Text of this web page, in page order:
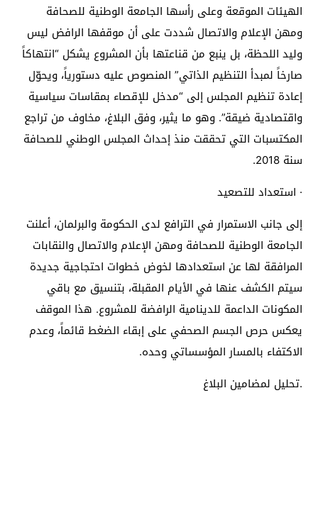
الهيئات الموقعة وعلى رأسها الجامعة الوطنية للصحافة
ومهن الإعلام والاتصال شددت على أن موقفها الرافض ليس
وليد اللحظة، بل ينبع من قناعتها بأن المشروع يشكل “انتهاكاً
صارخاً لمبدأ التنظيم الذاتي” المنصوص عليه دستورياً، ويحوّل
إعادة تنظيم المجلس إلى “مدخل للإقصاء بمقاسات سياسية
واقتصادية ضيقة”. وهو ما يثير، وفق البلاغ، مخاوف من تراجع
المكتسبات التي تحققت منذ إحداث المجلس الوطني للصحافة
سنة 2018.
· استعداد للتصعيد
إلى جانب الاستمرار في الترافع لدى الحكومة والبرلمان، أعلنت
الجامعة الوطنية للصحافة ومهن الإعلام والاتصال والنقابات
المرافقة لها عن استعدادها لخوض خطوات احتجاجية جديدة
سيتم الكشف عنها في الأيام المقبلة، بتنسيق مع باقي
المكونات الداعمة للدينامية الرافضة للمشروع. هذا الموقف
يعكس حرص الجسم الصحفي على إبقاء الضغط قائماً، وعدم
الاكتفاء بالمسار المؤسساتي وحده.
.تحليل لمضامين البلاغ